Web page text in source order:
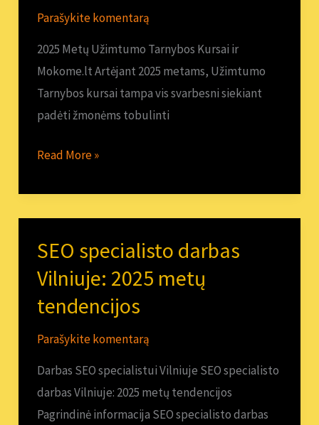
Parašykite komentarą
2025 Metų Užimtumo Tarnybos Kursai ir
Mokome.lt Artėjant 2025 metams, Užimtumo
Tarnybos kursai tampa vis svarbesni siekiant
padėti žmonėms tobulinti
Kursai
Mokome.lt
Read More »
SEO specialisto darbas
Vilniuje: 2025 metų
tendencijos
Parašykite komentarą
Darbas SEO specialistui Vilniuje SEO specialisto
darbas Vilniuje: 2025 metų tendencijos
Pagrindinė informacija SEO specialisto darbas
SEO
specialisto
darbas
Vilniuje:
2025
tendencijos